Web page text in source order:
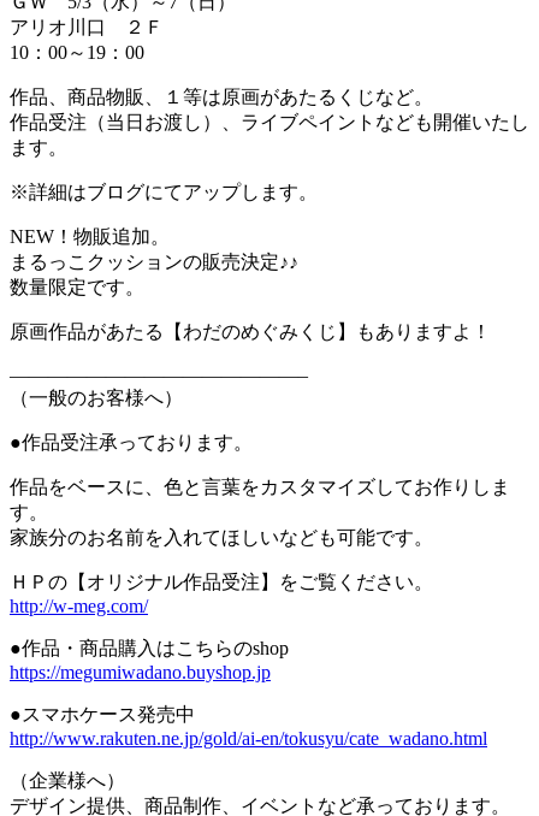
アリオ川口 ２Ｆ
10：00～19：00
作品、商品物販、１等は原画があたるくじなど。
作品受注（当日お渡し）、ライブペイントなども開催いたし
ます。
※詳細はブログにてアップします。
NEW！物販追加。
まるっこクッションの販売決定♪♪
数量限定です。
原画作品があたる【わだのめぐみくじ】もありますよ！
———————————————–
（一般のお客様へ）
●作品受注承っております。
作品をベースに、色と言葉をカスタマイズしてお作りしま
す。
家族分のお名前を入れてほしいなども可能です。
ＨＰの【オリジナル作品受注】をご覧ください。
http://w-meg.com/
●作品・商品購入はこちらのshop
https://megumiwadano.buyshop.jp
●スマホケース発売中
http://www.rakuten.ne.jp/gold/ai-en/tokusyu/cate_wadano.html
（企業様へ）
デザイン提供、商品制作、イベントなど承っております。